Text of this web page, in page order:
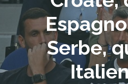
Serbe,